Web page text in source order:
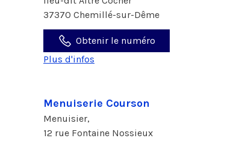
37370 Chemillé-sur-Dême
Obtenir le numéro
Plus d'infos
Menuiserie Courson
Menuisier,
12 rue Fontaine Nossieux